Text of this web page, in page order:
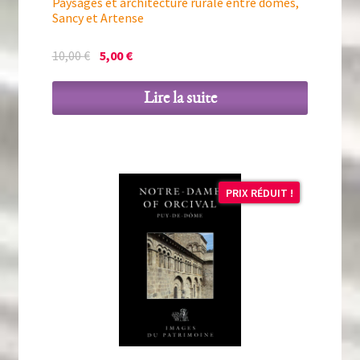
Sancy et Artense
10,00€ Le
était :
5,00€Le
actuel
est :
Lire la suite
PRIX RÉDUIT !